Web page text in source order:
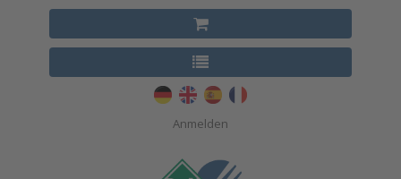
Anmelden